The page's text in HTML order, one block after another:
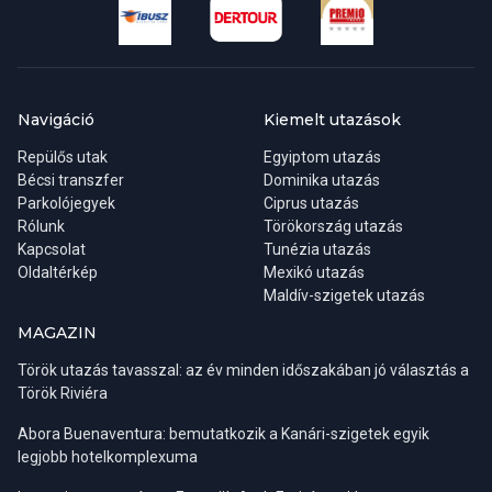
Aki a lehető legtöbb napsütést, valamint legmelegebb tengervizet
például Antalya forró és meglehetősen párás időjárása ebben az
illetve a szeptemberi, októberi hónapok talán a legkellemesebbek
a fürdőzés, napozás szempontjából, valamint a zsúfoltság is
valamelyest mérsékeltebbnek mondható.
(felszerelés biztosított), ebédünket is itt fogyasztjuk el. A
program során másfél órás szabadprogram keretében
elmerülünk a bazár forgatagában, hogy beszerezhessük a
az ebédünket (italfogyasztás extra) illetve egy egy órás
textilüzletbe is.
Navigáció
Repülős utak
Bécsi transzfer
Parkolójegyek
Rólunk
Kapcsolat
Oldaltérkép
Kiemelt utazások
Egyiptom utazás
Dominika utazás
Ciprus utazás
Törökország utazás
Tunézia utazás
Mexikó utazás
Maldív-szigetek utazás
MAGAZIN
Török utazás tavasszal: az év minden időszakában jó választás a
Török Riviéra
Abora Buenaventura: bemutatkozik a Kanári-szigetek egyik
legjobb hotelkomplexuma